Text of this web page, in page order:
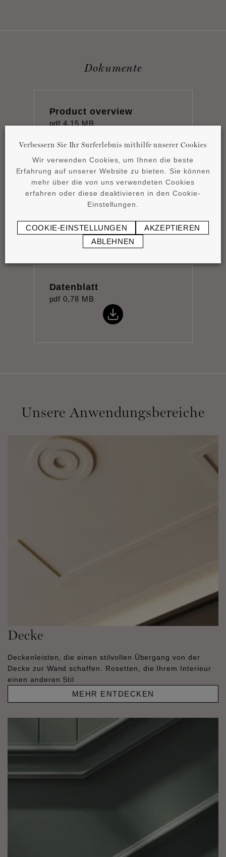
Dokumente
Product overview
pdf 4,15 MB
Montageanleitung
Datenblatt
pdf 0,78 MB
Unsere Anwendungsbereiche
Decke
Deckenleisten, die einen stilvollen Übergang von der
Decke zur Wand schaffen. Rosetten, die Ihrem Interieur
einen anderen Stil
MEHR ENTDECKEN
Verbessern Sie Ihr Surferlebnis mithilfe unserer Cookies
Wir verwenden Cookies, um Ihnen die beste
Erfahrung auf unserer Website zu bieten. Sie können
mehr über die von uns verwendeten Cookies
erfahren oder diese deaktivieren in den Cookie-
Einstellungen.
COOKIE-EINSTELLUNGEN
AKZEPTIEREN
ABLEHNEN